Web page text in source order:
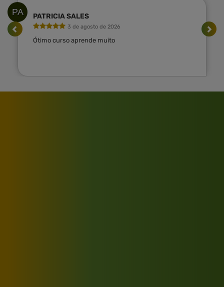
PA PATRICIA SALES
3 de agosto de 2026
Ótimo curso aprende muito